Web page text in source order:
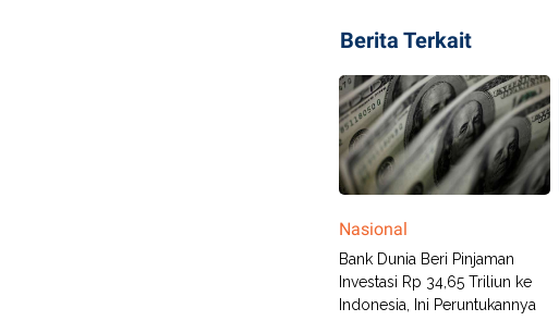
Berita Terkait
Nasional
Bank Dunia Beri Pinjaman
Investasi Rp 34,65 Triliun ke
Indonesia, Ini Peruntukannya